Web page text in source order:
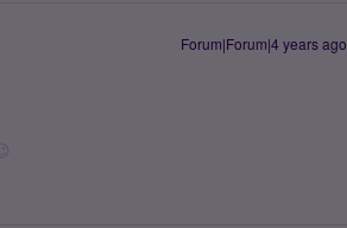
Forum|Forum|4 years ago